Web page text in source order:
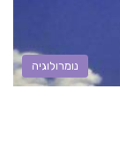
נומרולוגיה